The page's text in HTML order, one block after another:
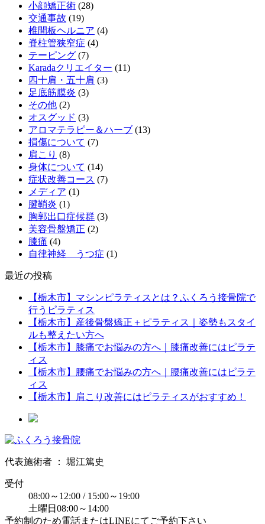
小顔矯正術 (28)
交通事故 (19)
椎間板ヘルニア (4)
脊柱管狭窄症 (4)
テーピング (7)
Karadaクリエイター (11)
四十肩・五十肩 (3)
足底筋膜炎 (3)
その他 (2)
オスグッド (3)
アロマテラピー＆ハーブ (13)
損傷について (7)
肩こり (8)
身体について (14)
症状改善コース (7)
メディア (1)
腱鞘炎 (1)
胸郭出口症候群 (3)
美容骨盤矯正 (2)
膝痛 (4)
自律神経 うつ症 (1)
最近の投稿
【栃木市】マシンピラティスとは？ふくろう接骨院で
行うピラティス
【栃木市】産後骨盤矯正＋ピラティス｜姿勢もスタイ
ルも整えたい方へ
【栃木市】膝痛でお悩みの方へ｜膝痛改善にはピラテ
ィス
【栃木市】腰痛でお悩みの方へ｜腰痛改善にはピラテ
ィス
【栃木市】肩こり改善にはピラティスがおすすめ！
代表施術者 ： 堀江篤史
受付
08:00～12:00 / 15:00～19:00
土曜日08:00～14:00
予約制のため電話またはLINEにてご予約下さい